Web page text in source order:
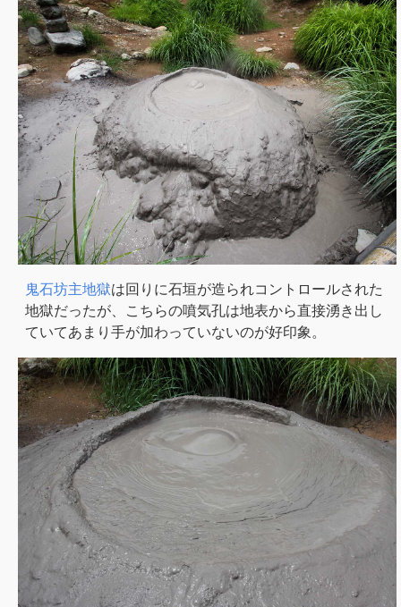
鬼石坊主地獄は回りに石垣が造られコントロールされた
地獄だったが、こちらの噴気孔は地表から直接湧き出し
ていてあまり手が加わっていないのが好印象。